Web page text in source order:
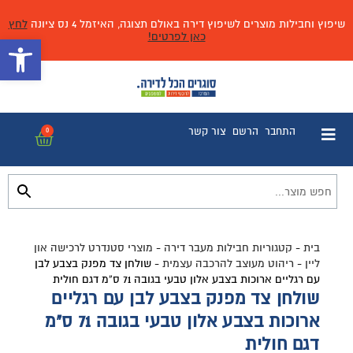
שיפוץ וחבילות מוצרים לשיפוץ דירה באולם תצוגה, האיזמל 4 נס ציונה
לחץ
כאן לפרטים!
התחבר הרשם צור קשר 0
בית - קטגוריות חבילות מעבר דירה - מוצרי סטנדרט לרכישה און
ליין - ריהוט מעוצב להרכבה עצמית -שולחן צד מפנק בצבע לבן
עם רגליים ארוכות בצבע אלון טבעי בגובה 71 ס”מ דגם חולית
שולחן צד מפנק בצבע לבן עם רגליים
ארוכות בצבע אלון טבעי בגובה 71 ס"מ
דגם חולית